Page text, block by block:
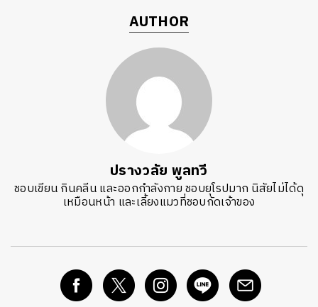
AUTHOR
ปรางวลัย พูลทวี
ชอบเขียน กินคลีน และออกกำลังกาย ชอบยุโรปมาก นิสัยไม่ได้ดุ
เหมือนหน้า และเลี้ยงแมวที่ชอบกัดเจ้าของ